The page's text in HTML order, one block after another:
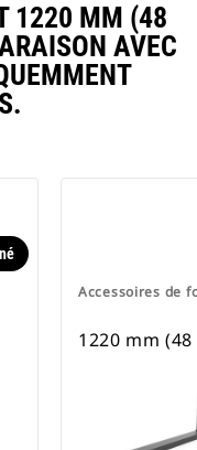
1220 MM (48
AVEC
Accessoires de
1220 mm